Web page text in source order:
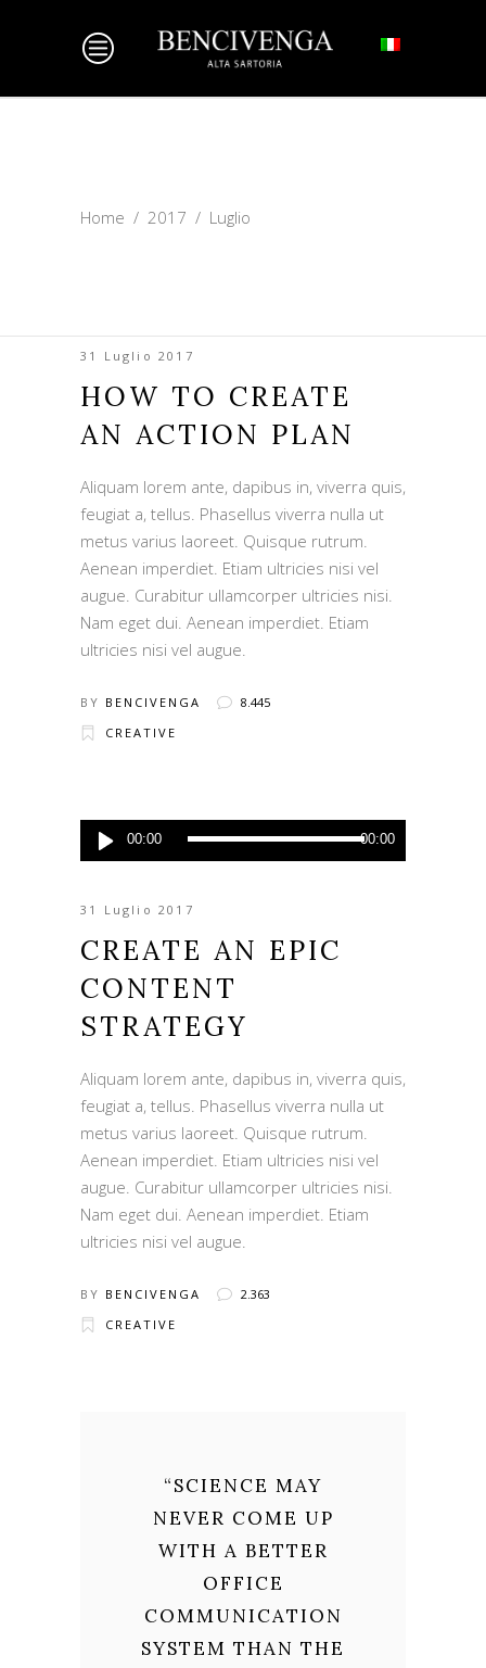
Home / 2017 / Luglio
31 Luglio 2017
HOW TO CREATE
AN ACTION PLAN
Aliquam lorem ante, dapibus in, viverra quis,
feugiat a, tellus. Phasellus viverra nulla ut
metus varius laoreet. Quisque rutrum.
Aenean imperdiet. Etiam ultricies nisi vel
augue. Curabitur ullamcorper ultricies nisi.
Nam eget dui. Aenean imperdiet. Etiam
ultricies nisi vel augue.
BY BENCIVENGA
8.445
CREATIVE
Audio
Player
00:00 00:00
31 Luglio 2017
CREATE AN EPIC
CONTENT
STRATEGY
Aliquam lorem ante, dapibus in, viverra quis,
feugiat a, tellus. Phasellus viverra nulla ut
metus varius laoreet. Quisque rutrum.
Aenean imperdiet. Etiam ultricies nisi vel
augue. Curabitur ullamcorper ultricies nisi.
Nam eget dui. Aenean imperdiet. Etiam
ultricies nisi vel augue.
BY BENCIVENGA
2.363
CREATIVE
“SCIENCE MAY
NEVER COME UP
WITH A BETTER
OFFICE
COMMUNICATION
SYSTEM THAN THE